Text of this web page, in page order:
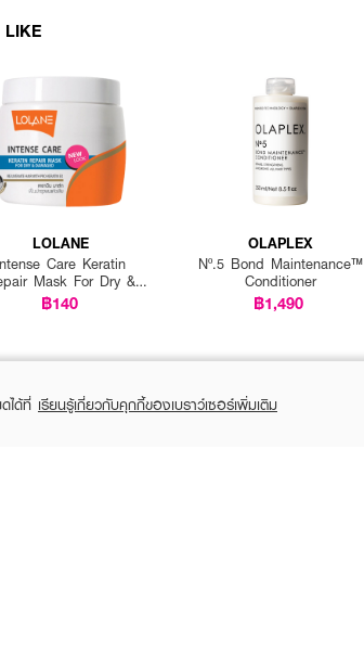
LIKE
LOLANE
Care Keratin
Mask For Dry &
Damaged
฿140
OLAPLEX
Nº.5 Bond Maintenance™
Conditioner
฿1,490
ได้ที่ เรียนรู้เกี่ยวกับคุกกี้ของเบราว์เซอร์เพิ่มเติม